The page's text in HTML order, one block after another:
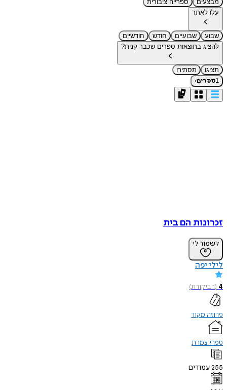
מבצעים
ספרייה ציבורית
עלו לאתר
שבוע שבועיים חודש
חודשיים
להציג בתוצאות ספרים שכבר קנית?
תציגו
תסתירו
1ספרים›
זכרונות הם בית
לשמור לי
לילי יפה
4
(
1ביקורת)
פרוזה מקור
ספרי צמרת
255עמודים